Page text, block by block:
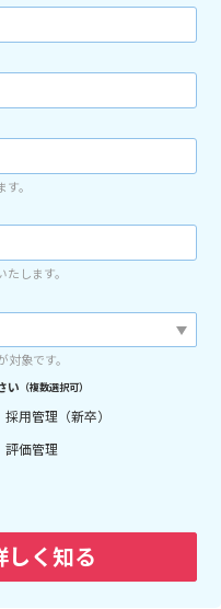
。
します。
象です。
い
（複数選択可）
採用管理（新卒）
評価管理
しく知る